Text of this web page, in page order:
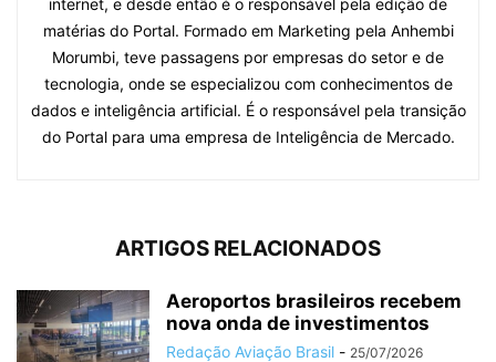
internet, e desde então é o responsável pela edição de
matérias do Portal. Formado em Marketing pela Anhembi
Morumbi, teve passagens por empresas do setor e de
tecnologia, onde se especializou com conhecimentos de
dados e inteligência artificial. É o responsável pela transição
do Portal para uma empresa de Inteligência de Mercado.
ARTIGOS RELACIONADOS
Aeroportos brasileiros recebem
nova onda de investimentos
Redação Aviação Brasil - 25/07/2026